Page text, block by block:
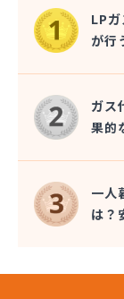
千曲通商株式
早武商店
大島屋酒店
大澤燃料店
竹内六男
中央石油株
中央物産株
中山通商有限
中信LPガス
中沢商店
朝日オーム
LP
が行
ガス
果的
一人
は？